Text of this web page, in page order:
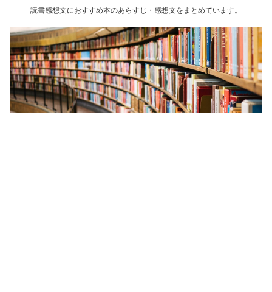
読書感想文におすすめ本のあらすじ・感想文をまとめています。